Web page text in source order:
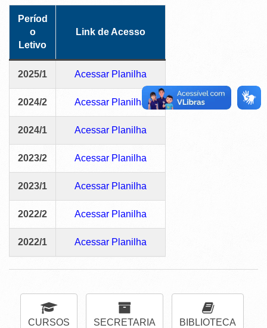
Períod
o
Letivo
Link de Acesso
2025/1 Acessar Planilha
2024/2 Acessar Planilha
2024/1 Acessar Planilha
2023/2 Acessar Planilha
2023/1 Acessar Planilha
2022/2 Acessar Planilha
2022/1 Acessar Planilha
CURSOS SECRETARIA BIBLIOTECA